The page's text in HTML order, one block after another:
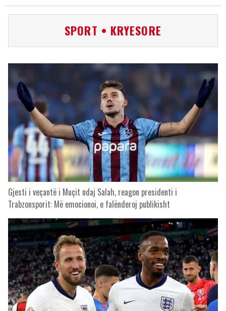
SPORT • KRYESORE
Gjesti i veçantë i Muçit ndaj Salah, reagon presidenti i
Trabzonsporit: Më emocionoi, e falënderoj publikisht